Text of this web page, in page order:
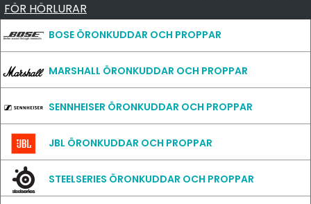
FÖR HÖRLURAR
BOSE ÖRONKUDDAR OCH PROPPAR
MARSHALL ÖRONKUDDAR OCH PROPPAR
SENNHEISER ÖRONKUDDAR OCH PROPPAR
JBL ÖRONKUDDAR OCH PROPPAR
STEELSERIES ÖRONKUDDAR OCH PROPPAR